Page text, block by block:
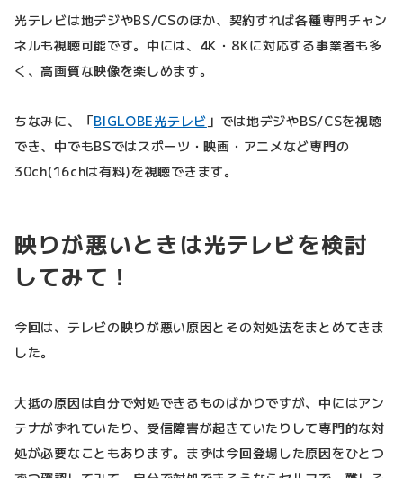
光テレビは地デジやBS/CSのほか、契約すれば各種専門チャン
ネルも視聴可能です。中には、4K・8Kに対応する事業者も多
く、高画質な映像を楽しめます。
ちなみに、「BIGLOBE光テレビ 」では地デジやBS/CSを視聴
でき、中でもBSではスポーツ・映画・アニメなど専門の
30ch(16chは有料)を視聴できます。
映りが悪いときは光テレビを検討
してみて！
今回は、テレビの映りが悪い原因とその対処法をまとめてきま
した。
大抵の原因は自分で対処できるものばかりですが、中にはアン
テナがずれていたり、受信障害が起きていたりして専門的な対
処が必要なこともあります。まずは今回登場した原因をひとつ